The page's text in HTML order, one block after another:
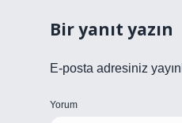
Bir yanıt yazın
E-posta adresiniz
Yorum